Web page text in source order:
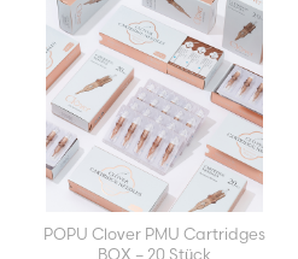
POPU Clover PMU Cartridges
BOX – 20 Stück